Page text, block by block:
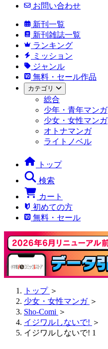
お問い合わせ
新刊一覧
新刊雑誌一覧
ランキング
ミッション
ジャンル
無料・セール作品
カテゴリ
総合
少年・青年マンガ
少女・女性マンガ
オトナマンガ
ライトノベル
トップ
検索
カート
初めての方
無料・セール
トップ ＞
少女・女性マンガ ＞
Sho-Comi ＞
イジワルしないで! ＞
イジワルしないで! 1